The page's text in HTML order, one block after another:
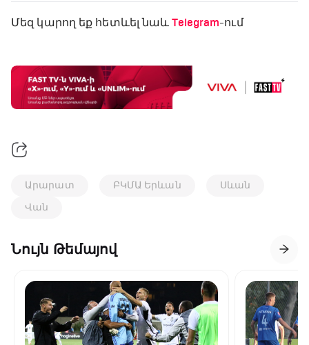
Մեզ կարող եք հետևել նաև Telegram-ում
Արարատ ԲԿՄԱ Երևան
Սևան
Վան
Նույն Թեմայով